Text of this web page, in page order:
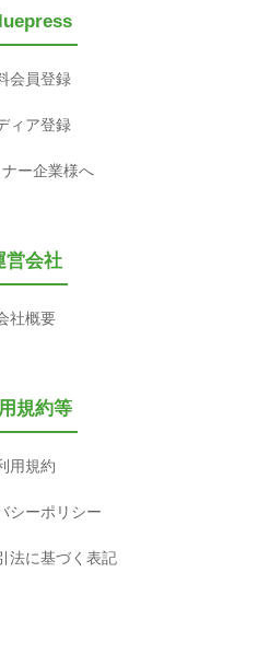
会員登録
ィア登録
ー企業様へ
営会社
社概要
規約等
用規約
シーポリシー
法に基づく表記